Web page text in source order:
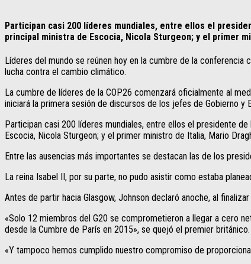
Participan casi 200 líderes mundiales, entre ellos el
principal ministra de Escocia, Nicola Sturgeon; y el primer
Líderes del mundo se reúnen hoy en la cumbre de la
lucha contra el cambio climático.
La cumbre de líderes de la COP26 comenzará oficialmente al
iniciará la primera sesión de discursos de los jefes de Gobierno y
Participan casi 200 líderes mundiales, entre ellos el presidente
Escocia, Nicola Sturgeon; y el primer ministro de Italia, Mario
Entre las ausencias más importantes se destacan las de los
La reina Isabel II, por su parte, no pudo asistir como estaba
Antes de partir hacia Glasgow, Johnson declaró anoche, al
«Solo 12 miembros del G20 se comprometieron a llegar a cero
desde la Cumbre de París en 2015», se quejó el premier británico.
«Y tampoco hemos cumplido nuestro compromiso de